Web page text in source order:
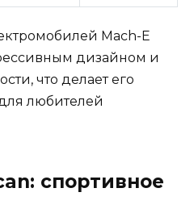
Mach-E
дизайном и
что делает его
любителей
спортивное